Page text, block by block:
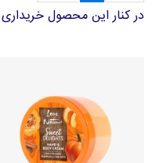
در کنار این محصول